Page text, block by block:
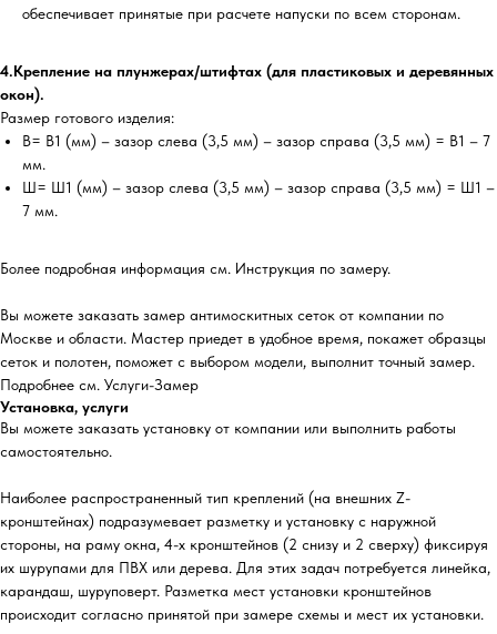
обеспечивает принятые при расчете напуски по всем сторонам.
4.Крепление на плунжерах/штифтах (для пластиковых и деревянных
окон).
Размер готового изделия:
В= В1 (мм) – зазор слева (3,5 мм) – зазор справа (3,5 мм) = В1 – 7
мм.
Ш= Ш1 (мм) – зазор слева (3,5 мм) – зазор справа (3,5 мм) = Ш1 –
7 мм.
Более подробная информация см. Инструкция по замеру.
Вы можете заказать замер антимоскитных сеток от компании по
Москве и области. Мастер приедет в удобное время, покажет образцы
сеток и полотен, поможет с выбором модели, выполнит точный замер.
Подробнее см. Услуги-Замер
Установка, услуги
Вы можете заказать установку от компании или выполнить работы
самостоятельно.
Наиболее распространенный тип креплений (на внешних Z-
кронштейнах) подразумевает разметку и установку с наружной
стороны, на раму окна, 4-х кронштейнов (2 снизу и 2 сверху) фиксируя
их шурупами для ПВХ или дерева. Для этих задач потребуется линейка,
карандаш, шуруповерт. Разметка мест установки кронштейнов
происходит согласно принятой при замере схемы и мест их установки.